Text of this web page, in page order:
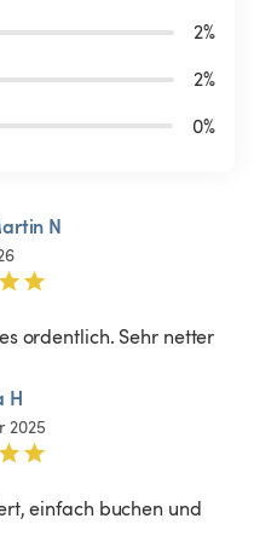
2%
2%
0%
N
ordentlich. Sehr netter
H
2025
einfach buchen und